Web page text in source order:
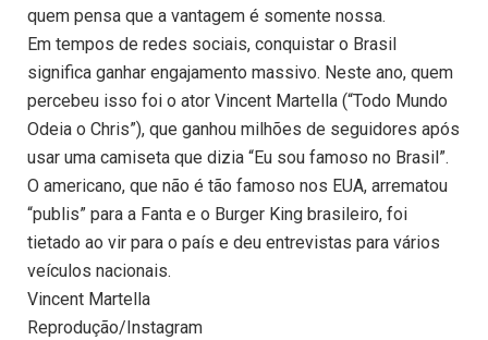
quem pensa que a vantagem é somente nossa.
Em tempos de redes sociais, conquistar o Brasil
significa ganhar engajamento massivo. Neste ano, quem
percebeu isso foi o ator Vincent Martella (“Todo Mundo
Odeia o Chris”), que ganhou milhões de seguidores após
usar uma camiseta que dizia “Eu sou famoso no Brasil”.
O americano, que não é tão famoso nos EUA, arrematou
“publis” para a Fanta e o Burger King brasileiro, foi
tietado ao vir para o país e deu entrevistas para vários
veículos nacionais.
Vincent Martella
Reprodução/Instagram